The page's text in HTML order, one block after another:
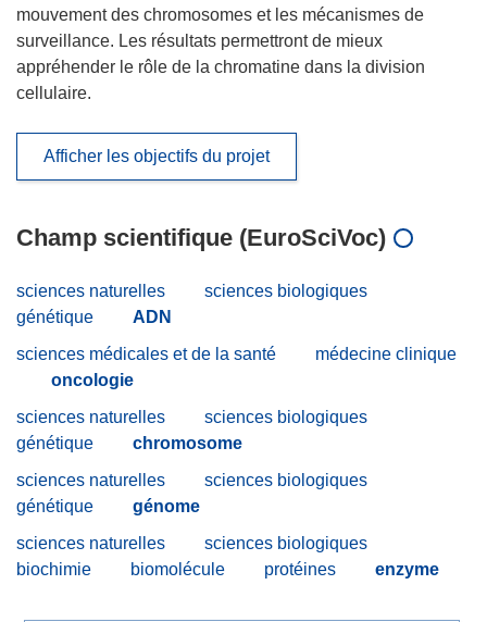
mouvement des chromosomes et les mécanismes de
surveillance. Les résultats permettront de mieux
appréhender le rôle de la chromatine dans la division
cellulaire.
Afficher les objectifs du projet
Champ scientifique (EuroSciVoc)
sciences naturelles
sciences biologiques
génétique
ADN
sciences médicales et de la santé
médecine clinique
oncologie
sciences naturelles
sciences biologiques
génétique
chromosome
sciences naturelles
sciences biologiques
génétique
génome
sciences naturelles
sciences biologiques
biochimie
biomolécule protéines enzyme